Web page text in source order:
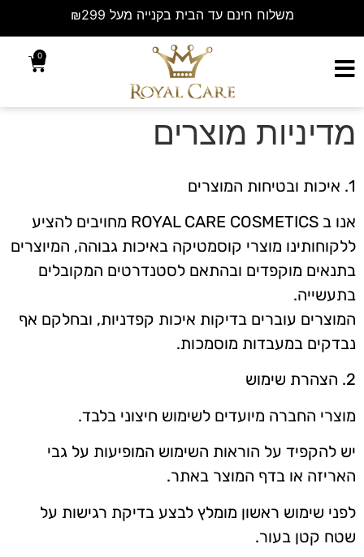
משלוח חינם עד הבית בקנייה מעל ₪299
0
מדיניות מוצרים
1. איכות ובטיחות המוצרים
אנו ב ROYAL CARE COSMETICS מחויבים להציע
ללקוחותינו מוצרי קוסמטיקה באיכות גבוהה, המיוצרים
בתנאים מוקפדים ובהתאם לסטנדרטים המקובלים
בתעשייה.
המוצרים עוברים בדיקות איכות קפדניות, ובחלקם אף
נבדקים במעבדות מוסמכות.
2. הצהרת שימוש
מוצרי החברה מיועדים לשימוש חיצוני בלבד.
יש להקפיד על הוראות השימוש המופיעות על גבי
האריזה או בדף המוצר באתר.
לפני שימוש ראשון מומלץ לבצע בדיקת רגישות על
שטח קטן בעור.